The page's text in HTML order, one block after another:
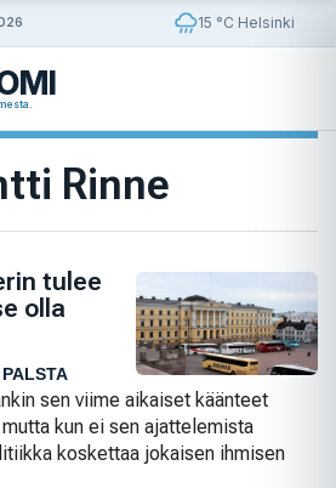
15 °C Helsinki
Rinne
tulee
olla
sen viime aikaiset käänteet
kun ei sen ajattelemista
koskettaa jokaisen ihmisen